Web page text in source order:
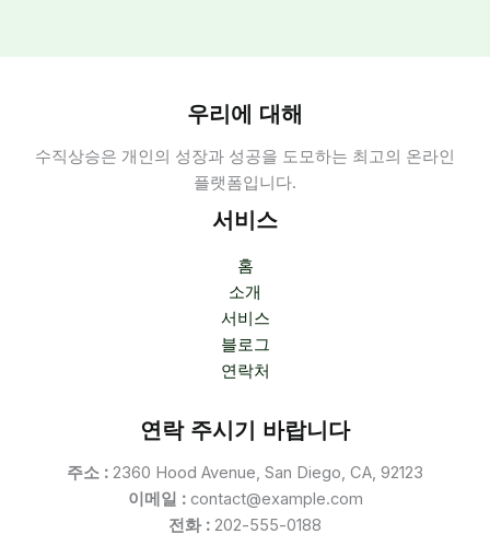
우리에 대해
수직상승은 개인의 성장과 성공을 도모하는 최고의 온라인
플랫폼입니다.
서비스
홈
소개
서비스
블로그
연락처
연락 주시기 바랍니다
주소 : 2360 Hood Avenue, San Diego, CA, 92123
이메일 : contact@example.com
전화 : 202-555-0188